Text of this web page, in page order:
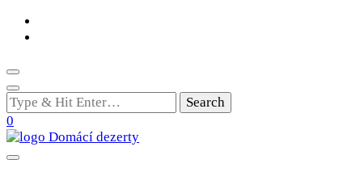
Looking
for
Something?
0